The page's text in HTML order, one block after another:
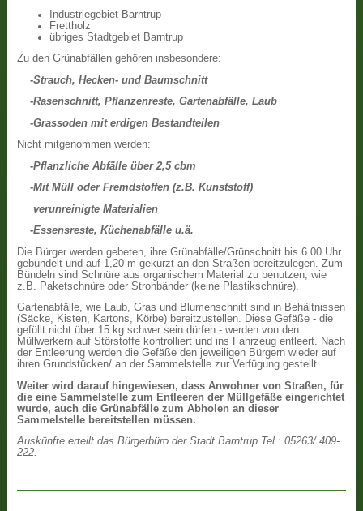
Industriegebiet Barntrup
Frettholz
übriges Stadtgebiet Barntrup
Zu den Grünabfällen gehören insbesondere:
-Strauch, Hecken- und Baumschnitt
-Rasenschnitt, Pflanzenreste, Gartenabfälle, Laub
-Grassoden mit erdigen Bestandteilen
Nicht mitgenommen werden:
-Pflanzliche Abfälle über 2,5 cbm
-Mit Müll oder Fremdstoffen (z.B. Kunststoff)
verunreinigte Materialien
-Essensreste, Küchenabfälle u.ä.
Die Bürger werden gebeten, ihre Grünabfälle/Grünschnitt bis 6.00 Uhr
gebündelt und auf 1,20 m gekürzt an den Straßen bereitzulegen. Zum
Bündeln sind Schnüre aus organischem Material zu benutzen, wie
z.B. Paketschnüre oder Strohbänder (keine Plastikschnüre).
Gartenabfälle, wie Laub, Gras und Blumenschnitt sind in Behältnissen
(Säcke, Kisten, Kartons, Körbe) bereitzustellen. Diese Gefäße - die
gefüllt nicht über 15 kg schwer sein dürfen - werden von den
Müllwerkern auf Störstoffe kontrolliert und ins Fahrzeug entleert. Nach
der Entleerung werden die Gefäße den jeweiligen Bürgern wieder auf
ihren Grundstücken/ an der Sammelstelle zur Verfügung gestellt.
Weiter wird darauf hingewiesen, dass Anwohner von Straßen, für
die eine Sammelstelle zum Entleeren der Müllgefäße eingerichtet
wurde, auch die Grünabfälle zum Abholen an dieser
Sammelstelle bereitstellen müssen.
Auskünfte erteilt das Bürgerbüro der Stadt Barntrup Tel.: 05263/ 409-
222.